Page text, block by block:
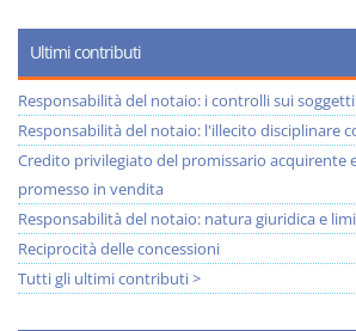
Ultimi contributi
Responsabilità del notaio: i controlli sui
Responsabilità del notaio: l'illecito disciplinare
Credito privilegiato del promissario acquirente
promesso in vendita
Responsabilità del notaio: natura giuridica e
Reciprocità delle concessioni
Tutti gli ultimi contributi >